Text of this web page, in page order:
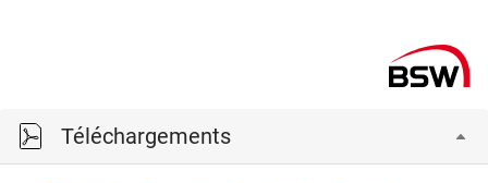
Téléchargements